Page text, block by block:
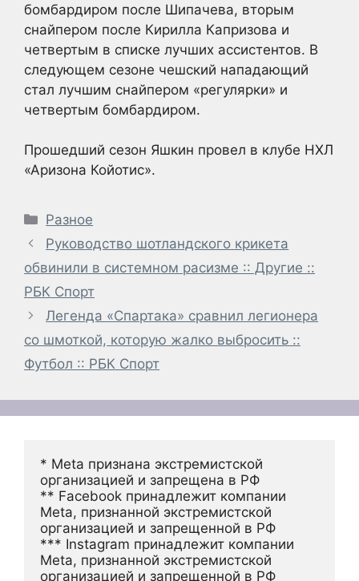
бомбардиром после Шипачева, вторым
снайпером после Кирилла Капризова и
четвертым в списке лучших ассистентов. В
следующем сезоне чешский нападающий
стал лучшим снайпером «регулярки» и
четвертым бомбардиром.
Прошедший сезон Яшкин провел в клубе НХЛ
«Аризона Койотис».
Рубрики
Разное
Руководство шотландского крикета
обвинили в системном расизме :: Другие ::
РБК Спорт
Легенда «Спартака» сравнил легионера
со шмоткой, которую жалко выбросить ::
Футбол :: РБК Спорт
* Meta признана экстремистской
организацией и запрещена в РФ
** Facebook принадлежит компании
Meta, признанной экстремистской
организацией и запрещенной в РФ
*** Instagram принадлежит компании
Meta, признанной экстремистской
организацией и запрещенной в РФ